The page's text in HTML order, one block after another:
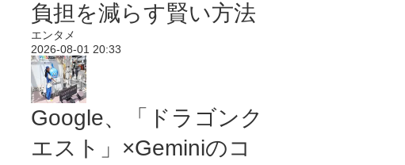
負担を減らす賢い方法
エンタメ
2026-08-01 20:33
Google、「ドラゴンク
エスト」×Geminiのコ